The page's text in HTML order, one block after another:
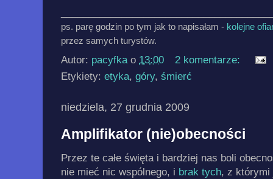
ps. parę godzin po tym jak to napisałam - kolejne
przez samych turystów.
Autor: pacyfka o 13:00
2 komentarze:
Etykiety: etyka, góry, śmierć
niedziela, 27 grudnia 2009
Amplifikator (nie)obecności
Przez te całe święta i bardziej nas boli
nie mieć nic wspólnego, i brak tych, z którymi